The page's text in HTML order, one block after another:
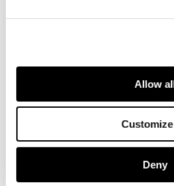
Allow
Customize
Deny
Lieferung in 3-5
Kostenlose
ARTIKEL DETAILS